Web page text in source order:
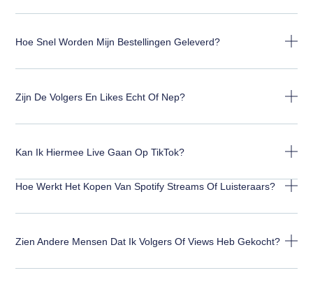
Hoe Snel Worden Mijn Bestellingen Geleverd?
Zijn De Volgers En Likes Echt Of Nep?
Kan Ik Hiermee Live Gaan Op TikTok?
Hoe Werkt Het Kopen Van Spotify Streams Of Luisteraars?
Zien Andere Mensen Dat Ik Volgers Of Views Heb Gekocht?